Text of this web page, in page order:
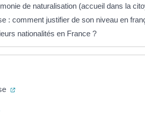
de naturalisation (accueil dans la
: comment justifier de son niveau en
nationalités en France ?
(ouverture dans un nouvel onglet)
(ouverture dans un nouvel onglet)